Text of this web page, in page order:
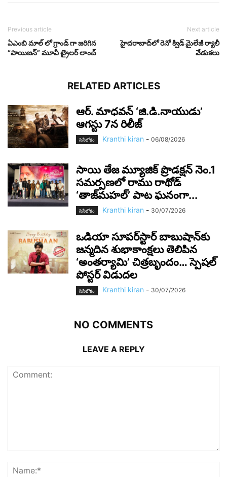
Previous article
ఏఎంబి మాల్ లో గ్రాండ్ గా జరిగిన
“పాయిజన్” మూవీ ట్రైలర్ లాంచ్
Next article
హైదరాబాద్‌లో రెనో క్విడ్‌ మైలేజీ ర్యాలీ
వేడుకలు
RELATED ARTICLES
ఆర్‌. మాధవన్‌ ‘జి.డి.నాయుడు’
ఆగస్టు 7న రిలీజ్
సినీలోకం Kranthi kiran - 06/08/2026
సాయి తేజ మ్యూజిక్ ప్రొడక్షన్ నెం.1
సమర్పణలో రాము రాథోడ్
‘తాజ్‌మహల్’ పాట ఘనంగా...
సినీలోకం Kranthi kiran - 30/07/2026
ఒడియా సూపర్‌స్టార్ బాబుషాన్‌కు
జన్మదిన శుభాకాంక్షలు తెలిపిన
‘అంతర్యామి’ చిత్రబృందం… స్పెషల్
పోస్టర్ విడుదల
సినీలోకం Kranthi kiran - 30/07/2026
NO COMMENTS
LEAVE A REPLY